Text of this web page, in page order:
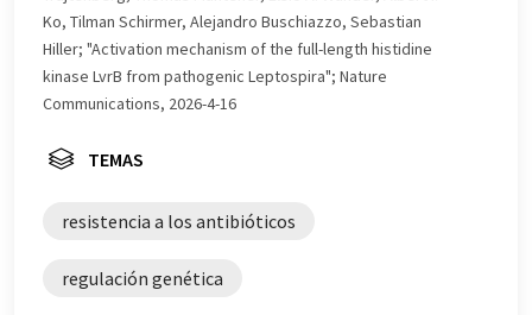
Alemán se puede encontraraquí.
Ko, Tilman Schirmer, Alejandro Buschiazzo, Sebastian
Hiller; "Activation mechanism of the full-length histidine
kinase LvrB from pathogenic Leptospira"; Nature
Communications, 2026-4-16
TEMAS
resistencia a los antibióticos
regulación genética